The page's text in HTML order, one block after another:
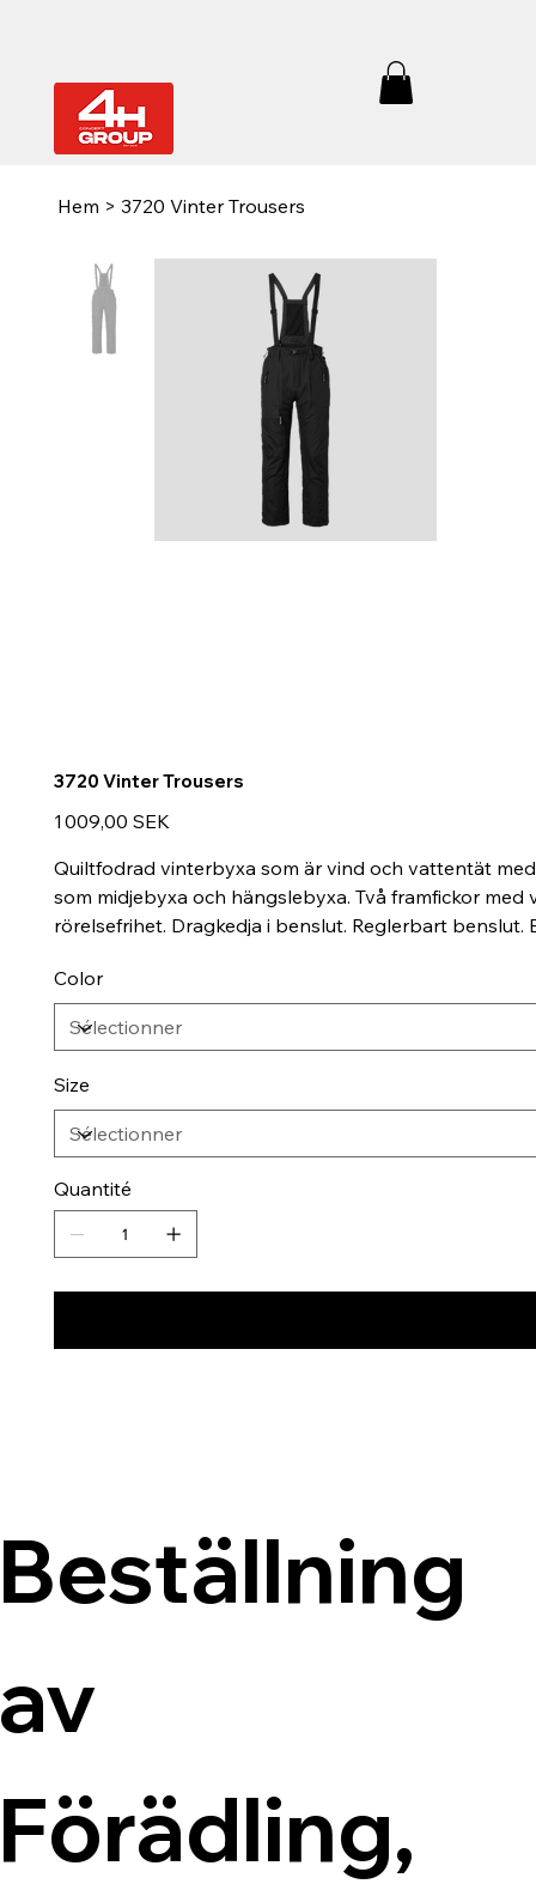
Hem > 3720 Vinter Trousers
3720 Vinter Trousers
Prix
1 009,00 SEK
Quiltfodrad vinterbyxa som är vind och vattentät
som midjebyxa och hängslebyxa. Två framfickor
rörelsefrihet. Dragkedja i benslut. Reglerbart
Color
Size
Quantité